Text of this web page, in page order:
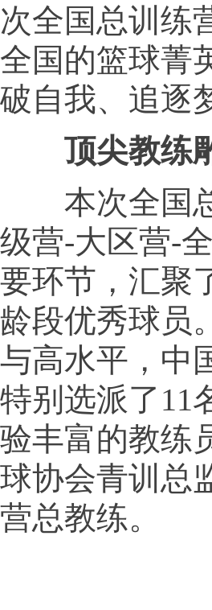
次全国总训练
全国的篮球菁
破自我、追逐
顶尖教练
本次全国总
级营-大区营-
要环节，汇聚
龄段优秀球员
与高水平，中
特别选派了11
验丰富的教练
球协会青训总
营总教练。